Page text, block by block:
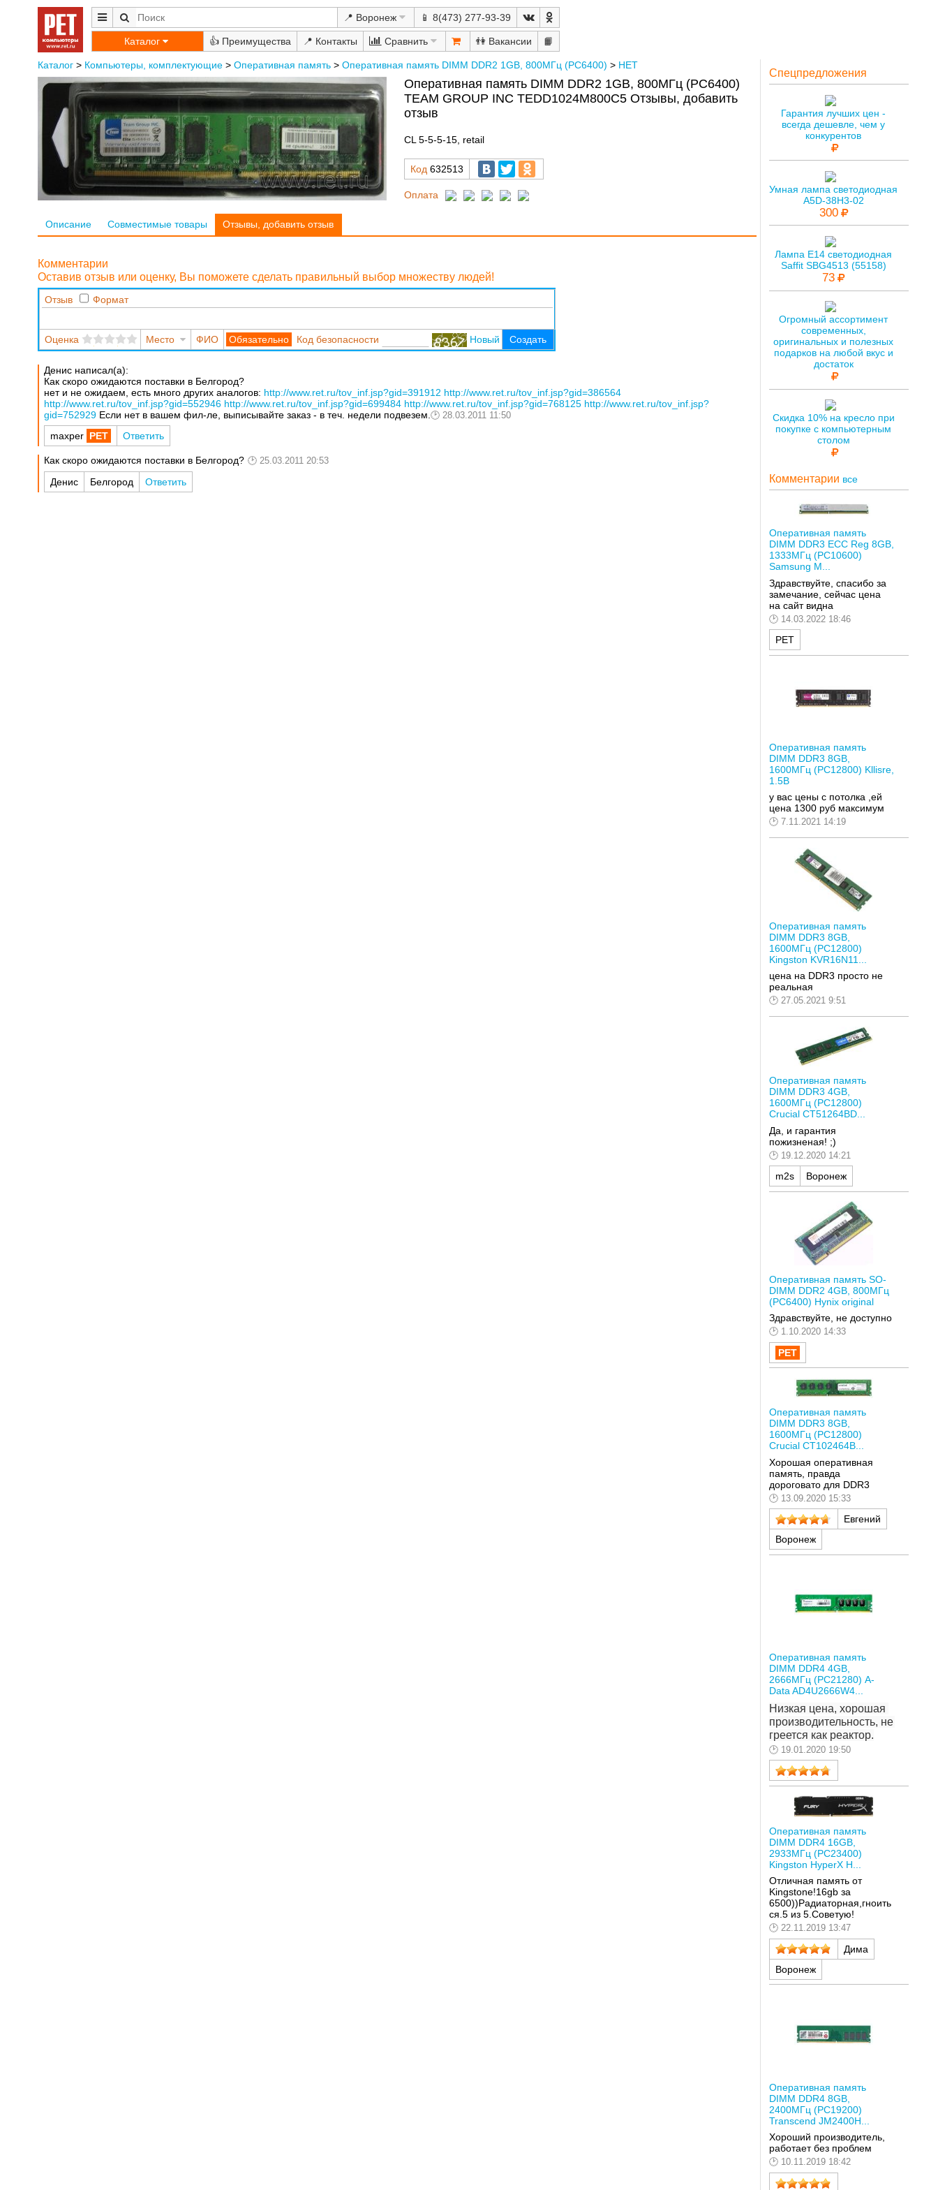
📍 Воронеж 📱 8(473) 277-93-39
Каталог 👍 📍 Сравнить 👫 📙
Каталог> Компьютеры, комплектующие> Оперативная память> Оперативная память DIMM DDR2 1GB, 800МГц (PC6400) > НЕТ
Оперативная память DIMM DDR2 1GB, 800МГц (PC6400)
TEAM GROUP INC TEDD1024M800C5 Отзывы, добавить
отзыв
CL 5-5-5-15, retail
Код 632513
Оплата
Описание Совместимые товары Отзывы, добавить отзыв
Комментарии
Оставив отзыв или оценку, Вы поможете сделать правильный выбор множеству людей!
Отзыв Формат
Оценка Место ФИО Код безопасности Новый Создать
Денис написал(а):
Как скоро ожидаются поставки в Белгород?
нет и не ожидаем, есть много других аналогов: http://www.ret.ru/tov_inf.jsp?gid=391912 http://www.ret.ru/tov_inf.jsp?gid=386564
http://www.ret.ru/tov_inf.jsp?gid=552946 http://www.ret.ru/tov_inf.jsp?gid=699484 http://www.ret.ru/tov_inf.jsp?gid=768125 http://www.ret.ru/tov_inf.jsp?
gid=752929 Если нет в вашем фил-ле, выписывайте заказ - в теч. недели подвезем. 28.03.2011 11:50
maxper Ответить
Как скоро ожидаются поставки в Белгород? 25.03.2011 20:53
Денис Белгород Ответить
Спецпредложения
Гарантия лучших цен -
всегда дешевле, чем у
конкурентов
Умная лампа светодиодная
A5D-38H3-02
300
Лампа E14 светодиодная
Saffit SBG4513 (55158)
73
Огромный ассортимент
современных,
оригинальных и полезных
подарков на любой вкус и
достаток
Скидка 10% на кресло при
покупке с компьютерным
столом
Комментарии все
Оперативная память
DIMM DDR3 ECC Reg 8GB,
1333МГц (PC10600)
Samsung M...
Здравствуйте, спасибо за
замечание, сейчас цена
на сайт видна
14.03.2022 18:46
РЕТ
Оперативная память
DIMM DDR3 8GB,
1600МГц (PC12800) Kllisre,
1.5В
у вас цены с потолка ,ей
цена 1300 руб максимум
7.11.2021 14:19
Оперативная память
DIMM DDR3 8GB,
1600МГц (PC12800)
Kingston KVR16N11...
цена на DDR3 просто не
реальная
27.05.2021 9:51
Оперативная память
DIMM DDR3 4GB,
1600МГц (PC12800)
Crucial CT51264BD...
Да, и гарантия
пожизненая! ;)
19.12.2020 14:21
m2s Воронеж
Оперативная память SO-
DIMM DDR2 4GB, 800МГц
(PC6400) Hynix original
Здравствуйте, не доступно
1.10.2020 14:33
Оперативная память
DIMM DDR3 8GB,
1600МГц (PC12800)
Crucial CT102464B...
Хорошая оперативная
память, правда
дороговато для DDR3
13.09.2020 15:33
Евгений
Воронеж
Оперативная память
DIMM DDR4 4GB,
2666МГц (PC21280) A-
Data AD4U2666W4...
Низкая цена, хорошая
производительность, не
греется как реактор.
19.01.2020 19:50
Оперативная память
DIMM DDR4 16GB,
2933МГц (PC23400)
Kingston HyperX H...
Отличная память от
Kingstone!16gb за
6500))Радиаторная,гноить
ся.5 из 5.Советую!
22.11.2019 13:47
Дима
Воронеж
Оперативная память
DIMM DDR4 8GB,
2400МГц (PC19200)
Transcend JM2400H...
Хороший производитель,
работает без проблем
10.11.2019 18:42